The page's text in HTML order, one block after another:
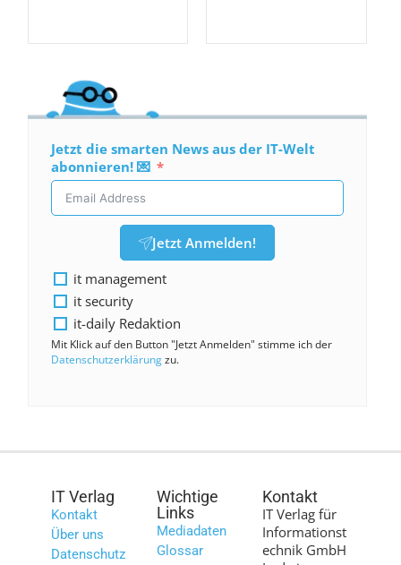
Jetzt die smarten News aus der IT-Welt
abonnieren! 💌
Jetzt Anmelden!
it management
it security
it-daily Redaktion
Mit Klick auf den Button "Jetzt Anmelden" stimme ich der
Datenschutzerklärungzu.
IT Verlag
Kontakt
Über uns
Datenschutz
Wichtige
Links
Mediadaten
Glossar
Kontakt
IT Verlag für
Informationst
echnik GmbH